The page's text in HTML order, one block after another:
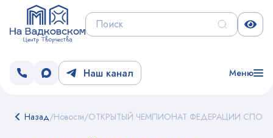
Наш канал Меню
Назад/Новости/ОТКРЫТЫЙ ЧЕМПИОНАТ ФЕДЕРАЦИИ